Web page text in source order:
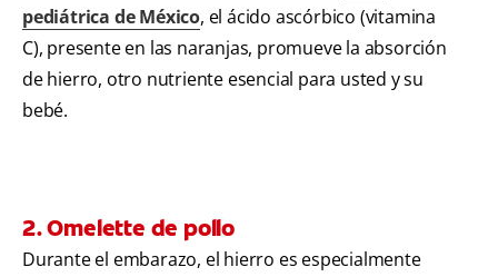
pediátrica de México, el ácido ascórbico (vitamina
C), presente en las naranjas, promueve la absorción
de hierro, otro nutriente esencial para usted y su
bebé.
2. Omelette de pollo
Durante el embarazo, el hierro es especialmente